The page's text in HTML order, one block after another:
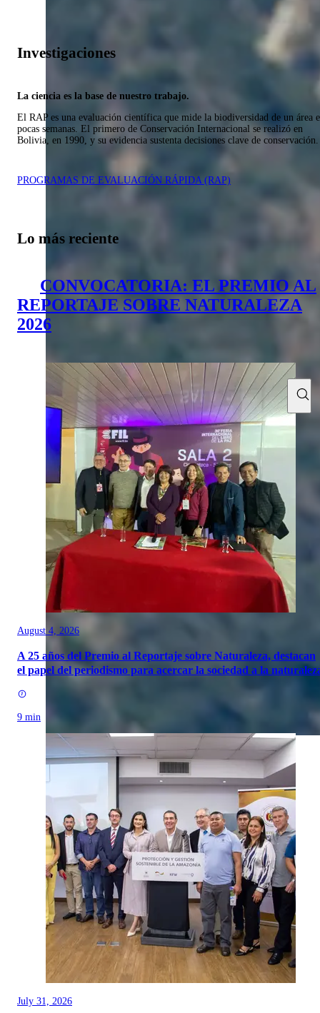
Investigaciones
La ciencia es la base de nuestro trabajo.
El RAP es una evaluación científica que mide la biodiversidad de un área
pocas semanas. El primero de Conservación Internacional se realizó en
Bolivia, en 1990, y su evidencia sustenta decisiones clave de conservación.
PROGRAMAS DE EVALUACIÓN RÁPIDA (RAP)​​​​‌ ‍ ​‍​‍‌‍ ‌ ​‍‌‍‍‌‌‍‌ ‌‍‍‌‌‍ ‍​‍​‍​ ‍‍​‍​‍‌ ​ ‌‍​‌‌‍ ‍‌‍‍‌‌ ‌​‌ ‍‌​‍ ‍‌‍‍‌‌‍ ​‍​‍​‍ ​​‍​‍‌‍‍​‌ ​‍‌‍‌‌‌‍‌‍​‍​‍​ ‍‍​‍​‍‌‍‍​‌ ‌​‌ ‌​‌ ​​‌ ​ ​ ‍‍​‍ ​‍ ‌ ​ ‌‍​‌‌‍ ‍‌‍‍‌‌ ‌​‌ ‍‌​‍ ‍‌‍​ ‌‍ ‌‍ ‍‌ ​ ‌‍‌‌‌ ​‍‌ ‌‍‌‍​‌‌ ‌​‌‍‍‌‌‍ ‌‍ ‍​‍ ‍‌‍ ‌ ​‍‌‍‌ ​‍ ‌‍ ‌‌‍​‌‌‍‍‌‌‍ ‍​‍ ‌‍‍‌‌‍ ‍‌ ‌​‌‍‌‌‌‍ ‍‌ ‌​​‍ ‌‍‌‌‌‍‌​‌‍‍‌‌ ‌​​‍ ‌‍ ‌‌‍ ‌‍‌​‌‍‌‌​ ‌‌ ​​‌ ​‍‌‍‌‌‌ ​ ‌‍‌‌‌‍ ‍‌ ‌​‌‍​‌‌ ‌​‌‍‍‌‌‍ ‌‍ ‍​ ‍ ‌‍‍‌‌‍‌​​ ‌​ ​‍​ ​ ​ ​​​ ‍‌​ ‌‌​ ​ ‌‍‌‌​ ‍‌​‍ ‌​ ​​‌‍​‍‌‍‌‍​ ​‍​‍ ‌​ ‌​‌‍​ ​ ‌‌‌‍​‌​‍ ‌​ ‍​​ ‌​​ ​‍​ ‍‌​‍ ‌​ ​‌‌‍‌‍​ ​‍‌‍‌​​ ‌ ​ ‌ ‌‍‌‍​ ​ ​ ​ ‌‍​‍​ ​​​ ‍‌​ ‍ ‌ ‌​‌ ‍‌‌ ​​‌‍‌‌​ ‌‌‍‌​‌‍ ‌‍​ ‌ ‌‌‌‍ ‌‌‍‌‌‌‍ ‍‌ ‌​​‍ ‍‌ ​​‌‍​‌‌‍‌ ‌‍‌‌​ ‍ ‌ ​​‌‍​‌‌ ‌​‌‍‍​​ ‌‌‍​ ‌‍ ‌‍ ‍‌ ‌​‌‍‌‌‌‍ ‍‌ ‌​​‍‌‌​ ‌‌‌​​‍‌‌ ‌‍‍ ‌‍‌‌‌ ‍‌​‍‌‌​ ​ ‌​‌​​‍‌‌​ ​ ‌​‌​​‍‌‌​ ​‍​ ​‍‌‍​‍​ ‌‌​ ‌ ​ ‌​‌‍‌‍‌‍​ ​ ​​​ ‌‍‌‍‌‌​ ​‍​ ‍​​ ​‌​‍‌‌​ ​‍​ ​‍​‍‌‌​ ‌‌‌​‌​​‍ ‍‌ ‌​‌‍‍‌‌ ‌​‌‍ ​‌‍‌‌​ ‌‍​‍‌‍​‌‌ ​ ‌‍‌‌‌‌‌‌‌ ​‍‌‍ ​​ ‌‌‍‍​‌ ‌​‌ ‌​‌ ​​‌ ​ ​‍‌‌​ ​ ‌​​‌​‍‌‌​ ​‍‌​‌‍​‍‌‌​ ​‍‌​‌‍‌ ​ ‌‍​‌‌‍ ‍‌‍‍‌‌ ‌​‌ ‍‌​‍ ‍‌‍​ ‌‍ ‌‍ ‍‌ ​ ‌‍‌‌‌ ​‍‌ ‌‍‌‍​‌‌ ‌​‌‍‍‌‌‍ ‌‍ ‍​‍ ‍‌‍ ‌ ​‍‌‍‌ ​‍‌‍‌‍‍‌‌‍‌​​ ‌​ ​‍​ ​ ​ ​​​ ‍‌​ ‌‌​ ​ ‌‍‌‌​ ‍‌​‍ ‌​ ​​‌‍​‍‌‍‌‍​ ​‍​‍ ‌​ ‌​‌‍​ ​ ‌‌‌‍​‌​‍ ‌​ ‍​​ ‌​​ ​‍​ ‍‌​‍ ‌​ ​‌‌‍‌‍​ ​‍‌‍‌​​ ‌ ​ ‌ ‌‍‌‍​ ​ ​ ​ ‌‍​‍​ ​​​ ‍‌​‍‌‍‌ ‌​‌ ‍‌‌ ​​‌‍‌‌​ ‌‌‍‌​‌‍ ‌‍​ ‌ ‌‌‌‍ ‌‌‍‌‌‌‍ ‍‌ ‌​​‍ ‍‌ ​​‌‍​‌‌‍‌ ‌‍‌‌​‍‌‍‌ ​​‌‍​‌‌ ‌​‌‍‍​​ ‌‌‍​ ‌‍ ‌‍ ‍‌ ‌​‌‍‌‌‌‍ ‍‌ ‌​​‍‌‌​ ‌‌‌​​‍‌‌ ‌‍‍ ‌‍‌‌‌ ‍‌​‍‌‌​ ​ ‌​‌​​‍‌‌​ ​ ‌​‌​​‍‌‌​ ​‍​ ​‍‌‍​‍​ ‌‌​ ‌ ​ ‌​‌‍‌‍‌‍​ ​ ​​​ ‌‍‌‍‌‌​ ​‍​ ‍​​ ​‌​‍‌‌​ ​‍​ ​‍​‍‌‌​ ‌‌‌​‌​​‍ ‍‌ ‌​‌‍‍‌‌ ‌​‌‍ ​‌‍‌‌​‍‌‍‌ ‌ ‌‍ ‌ ​‍‌‍‍ ‌ ​ ‌ ​​‌‍​‌‌‍​ ‌‍‌‌​ ‌‌‍ ‌‌‍​‌‌‍‍‌‌‍ ‍​‍‌‍‌ ​​‌‍‌‌‌ ​‍‌ ​ ‌ ​​‌‍‌‌‌‍​ ‌ ‌​‌‍‍‌‌ ‌‍‌‍‌‌​ ‌‌ ​​‌ ‌‌‌‍​‍‌‍ ​‌‍‍‌‌ ​ ‌‍‍​‌‍‌‌‌‍‌​​‍​‍‌ ‌
Lo más reciente
CONVOCATORIA: EL PREMIO AL
REPORTAJE SOBRE NATURALEZA
2026​​​​‌ ‍ ​‍​‍‌‍ ‌ ​‍‌‍‍‌‌‍‌ ‌‍‍‌‌‍ ‍​‍​‍​ ‍‍​‍​‍‌ ​ ‌‍​‌‌‍ ‍‌‍‍‌‌ ‌​‌ ‍‌​‍ ‍‌‍‍‌‌‍ ​‍​‍​‍ ​​‍​‍‌‍‍​‌ ​‍‌‍‌‌‌‍‌‍​‍​‍​ ‍‍​‍​‍‌‍‍​‌ ‌​‌ ‌​‌ ​​‌ ​ ​ ‍‍​‍ ​‍ ‌ ​ ‌‍​‌‌‍ ‍‌‍‍‌‌ ‌​‌ ‍‌​‍ ‍‌‍​ ‌‍ ‌‍ ‍‌ ​ ‌‍‌‌‌ ​‍‌ ‌‍‌‍​‌‌ ‌​‌‍‍‌‌‍ ‌‍ ‍​‍ ‍‌‍ ‌ ​‍‌‍‌ ​‍ ‌‍ ‌‌‍​‌‌‍‍‌‌‍ ‍​‍ ‌‍‍‌‌‍ ‍‌ ‌​‌‍‌‌‌‍ ‍‌ ‌​​‍ ‌‍‌‌‌‍‌​‌‍‍‌‌ ‌​​‍ ‌‍ ‌‌‍ ‌‍‌​‌‍‌‌​ ‌‌ ​​‌ ​‍‌‍‌‌‌ ​ ‌‍‌‌‌‍ ‍‌ ‌​‌‍​‌‌ ‌​‌‍‍‌‌‍ ‌‍ ‍​ ‍ ‌‍‍‌‌‍‌​​ ‌​ ‍​​ ‌ ‌‍‌‌‌‍‌​​ ​ ​ ‌ ​ ​‌​ ​‌​‍ ‌‌‍​‍‌‍‌​‌‍‌‌​ ‌‌​‍ ‌​ ‌​‌‍‌‌‌‍​‍‌‍‌‌​‍ ‌​ ‍​​ ​ ​ ​‌‌‍​‌​‍ ‌​ ‌​​ ‌ ​ ‌‌​ ‌ ​ ​ ​ ​​​ ​‍​ ‌ ​ ‌​‌‍‌‌​ ​ ​ ‍​​ ‍ ‌ ‌​‌ ‍‌‌ ​​‌‍‌‌​ ‌‌‍‌​‌‍ ‌‍​ ‌ ‌‌‌‍ ‌‌‍‌‌‌‍ ‍‌ ‌​​‍ ‍‌ ​​‌‍​‌‌‍‌ ‌‍‌‌​ ‍ ‌ ​​‌‍​‌‌ ‌​‌‍‍​​ ‌‌‍​ ‌‍ ‌‍ ‍‌ ‌​‌‍‌‌‌‍ ‍‌ ‌​​‍‌‌​ ‌‌‌​​‍‌‌ ‌‍‍ ‌‍‌‌‌ ‍‌​‍‌‌​ ​ ‌​‌​​‍‌‌​ ​ ‌​‌​​‍‌‌​ ​‍​ ​‍‌ ‌‍‌ ‌ ​ ​‍​ ‌ ​ ‍​‌‍‌‌​ ‍‌​ ‌‍‌‍ ‌‌‍​‌​ ​​‌‍​‌​‍‌‌​ ​‍​ ​‍​‍‌‌​ ‌‌‌​‌​​‍ ‍‌‍​ ‌‍ ‌‍ ‍‌ ‌​‌‍‌‌‌‍ ‍‌ ‌​​‍‌‌​ ‌‌‌​​‍‌‌ ‌‍‍ ‌‍‌‌‌ ‍‌​‍‌‌​ ​ ‌​‌​​‍‌‌​ ​ ‌​‌​​‍‌‌​ ​‍​ ​‍‌‍​ ‌‍​ ‌‍‍ ‌ ‌​​ ​‌‌‍​‍‌‍ ​‌‍‌‌​ ‍​‌‍‍​‌ ​​‌ ​‌​‍‌‌​ ​‍​ ​‍​‍‌‌​ ‌‌‌​‌​​‍ ‍‌‍​‍‌ ‌‌‌ ‌​‌ ‌​‌‍ ‌‍ ‍‌ ​ ​‍‌‌​ ‌‌‌​​‍‌‌ ‌‍‍ ‌‍‌‌‌ ‍‌​‍‌‌​ ​ ‌​‌​​‍‌‌​ ​ ‌​‌​​‍‌‌​ ​‍​ ​‍‌‍​‍​ ​‌​ ‌​​ ​‌‌‍‌‍‌‍​ ​ ‌‌‌‍‌‍​ ​​​ ‍​‌‍‌‌​ ‍‌​‍‌‌​ ​‍​ ​‍​‍‌‌​ ‌‌‌​‌​​‍ ‍‌‍ ​‌‍​‌‌‍​‍‌‍‌‌‌‍ ​​ ‌‍​‍‌‍​‌‌ ​ ‌‍‌‌‌‌‌‌‌ ​‍‌‍ ​​ ‌‌‍‍​‌ ‌​‌ ‌​‌ ​​‌ ​ ​‍‌‌​ ​ ‌​​‌​‍‌‌​ ​‍‌​‌‍​‍‌‌​ ​‍‌​‌‍‌ ​ ‌‍​‌‌‍ ‍‌‍‍‌‌ ‌​‌ ‍‌​‍ ‍‌‍​ ‌‍ ‌‍ ‍‌ ​ ‌‍‌‌‌ ​‍‌ ‌‍‌‍​‌‌ ‌​‌‍‍‌‌‍ ‌‍ ‍​‍ ‍‌‍ ‌ ​‍‌‍‌ ​‍‌‍‌‍‍‌‌‍‌​​ ‌​ ‍​​ ‌ ‌‍‌‌‌‍‌​​ ​ ​ ‌ ​ ​‌​ ​‌​‍ ‌‌‍​‍‌‍‌​‌‍‌‌​ ‌‌​‍ ‌​ ‌​‌‍‌‌‌‍​‍‌‍‌‌​‍ ‌​ ‍​​ ​ ​ ​‌‌‍​‌​‍ ‌​ ‌​​ ‌ ​ ‌‌​ ‌ ​ ​ ​ ​​​ ​‍​ ‌ ​ ‌​‌‍‌‌​ ​ ​ ‍​​‍‌‍‌ ‌​‌ ‍‌‌ ​​‌‍‌‌​ ‌‌‍‌​‌‍ ‌‍​ ‌ ‌‌‌‍ ‌‌‍‌‌‌‍ ‍‌ ‌​​‍ ‍‌ ​​‌‍​‌‌‍‌ ‌‍‌‌​‍‌‍‌ ​​‌‍​‌‌ ‌​‌‍‍​​ ‌‌‍​ ‌‍ ‌‍ ‍‌ ‌​‌‍‌‌‌‍ ‍‌ ‌​​‍‌‌​ ‌‌‌​​‍‌‌ ‌‍‍ ‌‍‌‌‌ ‍‌​‍‌‌​ ​ ‌​‌​​‍‌‌​ ​ ‌​‌​​‍‌‌​ ​‍​ ​‍‌ ‌‍‌ ‌ ​ ​‍​ ‌ ​ ‍​‌‍‌‌​ ‍‌​ ‌‍‌‍ ‌‌‍​‌​ ​​‌‍​‌​‍‌‌​ ​‍​ ​‍​‍‌‌​ ‌‌‌​‌​​‍ ‍‌‍​ ‌‍ ‌‍ ‍‌ ‌​‌‍‌‌‌‍ ‍‌ ‌​​‍‌‌​ ‌‌‌​​‍‌‌ ‌‍‍ ‌‍‌‌‌ ‍‌​‍‌‌​ ​ ‌​‌​​‍‌‌​ ​ ‌​‌​​‍‌‌​ ​‍​ ​‍‌‍​ ‌‍​ ‌‍‍ ‌ ‌​​ ​‌‌‍​‍‌‍ ​‌‍‌‌​ ‍​‌‍‍​‌ ​​‌ ​‌​‍‌‌​ ​‍​ ​‍​‍‌‌​ ‌‌‌​‌​​‍ ‍‌‍​‍‌ ‌‌‌ ‌​‌ ‌​‌‍ ‌‍ ‍‌ ​ ​‍‌‌​ ‌‌‌​​‍‌‌ ‌‍‍ ‌‍‌‌‌ ‍‌​‍‌‌​ ​ ‌​‌​​‍‌‌​ ​ ‌​‌​​‍‌‌​ ​‍​ ​‍‌‍​‍​ ​‌​ ‌​​ ​‌‌‍‌‍‌‍​ ​ ‌‌‌‍‌‍​ ​​​ ‍​‌‍‌‌​ ‍‌​‍‌‌​ ​‍​ ​‍​‍‌‌​ ‌‌‌​‌​​‍ ‍‌‍ ​‌‍​‌‌‍​‍‌‍‌‌‌‍ ​​‍‌‍‌ ‌ ‌‍ ‌ ​‍‌‍‍ ‌ ​ ‌ ​​‌‍​‌‌‍​ ‌‍‌‌​ ‌‌‍ ‌‌‍​‌‌‍‍‌‌‍ ‍​‍‌‍‌ ​​‌‍‌‌‌ ​‍‌ ​ ‌ ​​‌‍‌‌‌‍​ ‌ ‌​‌‍‍‌‌ ‌‍‌‍‌‌​ ‌‌ ​​‌ ‌‌‌‍​‍‌‍ ​‌‍‍‌‌ ​ ‌‍‍​‌‍‌‌‌‍‌​​‍​‍‌ ‌
August 4, 2026
A 25 años del Premio al Reportaje sobre Naturaleza, destacan
el papel del periodismo para acercar la sociedad a la
9 min
July 31, 2026